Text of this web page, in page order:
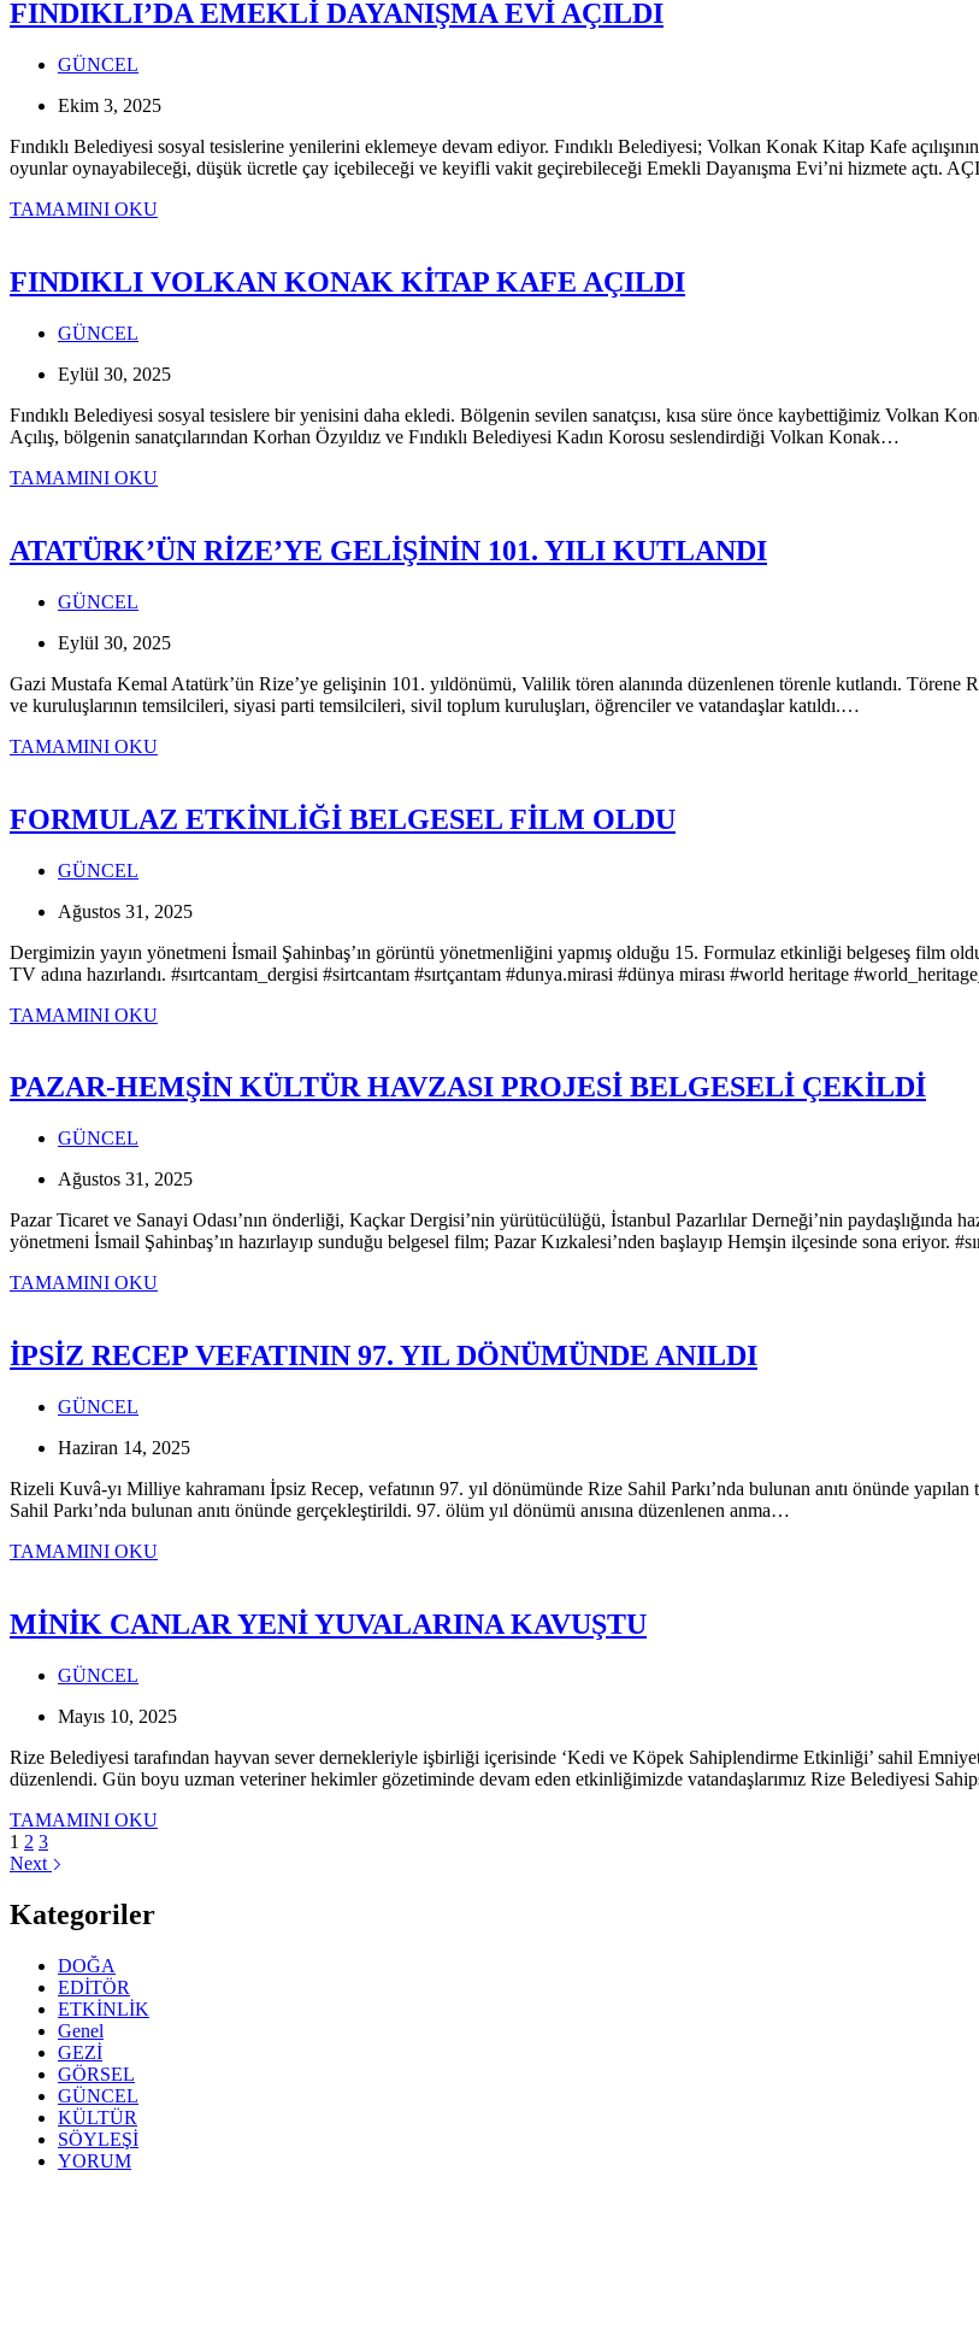
GÜNLERİ
BAŞLADI
FINDIKLI’DA EMEKLİ DAYANIŞMA EVİ AÇILDI
GÜNCEL
Ekim 3, 2025
Fındıklı Belediyesi sosyal tesislerine yenilerini eklemeye devam ediyor. Fındıklı Belediyesi; Volkan Konak Kitap Kafe
oyunlar oynayabileceği, düşük ücretle çay içebileceği ve keyifli vakit geçirebileceği Emekli Dayanışma Evi’ni hizmete açtı.
TAMAMINI OKUFINDIKLI’DA
EVİ
AÇILDI
FINDIKLI VOLKAN KONAK KİTAP KAFE AÇILDI
GÜNCEL
Eylül 30, 2025
Fındıklı Belediyesi sosyal tesislere bir yenisini daha ekledi. Bölgenin sevilen sanatçısı, kısa süre önce kaybettiğimiz Volkan
Açılış, bölgenin sanatçılarından Korhan Özyıldız ve Fındıklı Belediyesi Kadın Korosu seslendirdiği Volkan Konak…
TAMAMINI OKUFINDIKLI
KİTAP
KAFE
ATATÜRK’ÜN RİZE’YE GELİŞİNİN 101. YILI KUTLANDI
GÜNCEL
Eylül 30, 2025
Gazi Mustafa Kemal Atatürk’ün Rize’ye gelişinin 101. yıldönümü, Valilik tören alanında düzenlenen törenle kutlandı.
ve kuruluşlarının temsilcileri, siyasi parti temsilcileri, sivil toplum kuruluşları, öğrenciler ve vatandaşlar katıldı.…
TAMAMINI OKUATATÜRK’ÜN
101.
YILI
FORMULAZ ETKİNLİĞİ BELGESEL FİLM OLDU
GÜNCEL
Ağustos 31, 2025
Dergimizin yayın yönetmeni İsmail Şahinbaş’ın görüntü yönetmenliğini yapmış olduğu 15. Formulaz etkinliği belgeseş film
TV adına hazırlandı. #sırtcantam_dergisi #sirtcantam #sırtçantam #dunya.mirasi #dünya mirası #world heritage
TAMAMINI OKUFORMULAZ
FİLM
OLDU
PAZAR-HEMŞİN KÜLTÜR HAVZASI PROJESİ BELGESELİ ÇEKİLDİ
GÜNCEL
Ağustos 31, 2025
Pazar Ticaret ve Sanayi Odası’nın önderliği, Kaçkar Dergisi’nin yürütücülüğü, İstanbul Pazarlılar Derneği’nin paydaşlığında
yönetmeni İsmail Şahinbaş’ın hazırlayıp sunduğu belgesel film; Pazar Kızkalesi’nden başlayıp Hemşin ilçesinde sona eriyor.
TAMAMINI OKUPAZAR-
HAVZASI
PROJESİ
İPSİZ RECEP VEFATININ 97. YIL DÖNÜMÜNDE ANILDI
GÜNCEL
Haziran 14, 2025
Rizeli Kuvâ-yı Milliye kahramanı İpsiz Recep, vefatının 97. yıl dönümünde Rize Sahil Parkı’nda bulunan anıtı önünde
Sahil Parkı’nda bulunan anıtı önünde gerçekleştirildi. 97. ölüm yıl dönümü anısına düzenlenen anma…
TAMAMINI OKUİPSİZ
97.
YIL
MİNİK CANLAR YENİ YUVALARINA KAVUŞTU
GÜNCEL
Mayıs 10, 2025
Rize Belediyesi tarafından hayvan sever dernekleriyle işbirliği içerisinde ‘Kedi ve Köpek Sahiplendirme Etkinliği’ sahil
düzenlendi. Gün boyu uzman veteriner hekimler gözetiminde devam eden etkinliğimizde vatandaşlarımız Rize Belediyesi
TAMAMINI OKUMİNİK
1 2 3
Next
Kategoriler
DOĞA
EDİTÖR
ETKİNLİK
Genel
GEZİ
GÖRSEL
GÜNCEL
KÜLTÜR
SÖYLEŞİ
YORUM